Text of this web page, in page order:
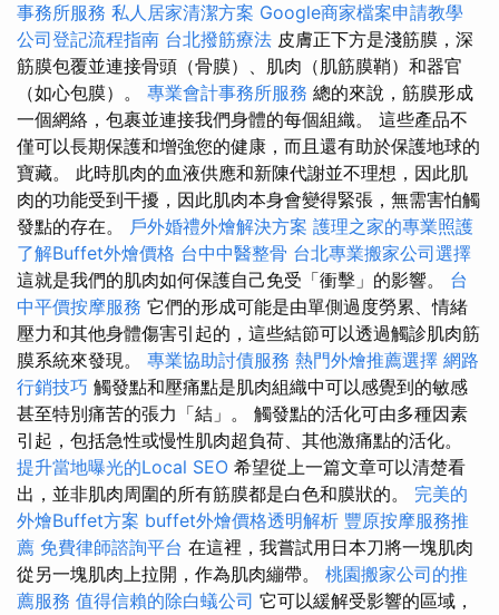
事務所服務 私人居家清潔方案 Google商家檔案申請教學
公司登記流程指南 台北撥筋療法 皮膚正下方是淺筋膜，深
筋膜包覆並連接骨頭（骨膜）、肌肉（肌筋膜鞘）和器官
（如心包膜）。 專業會計事務所服務 總的來說，筋膜形成
一個網絡，包裹並連接我們身體的每個組織。 這些產品不
僅可以長期保護和增強您的健康，而且還有助於保護地球的
寶藏。 此時肌肉的血液供應和新陳代謝並不理想，因此肌
肉的功能受到干擾，因此肌肉本身會變得緊張，無需害怕觸
發點的存在。 戶外婚禮外燴解決方案 護理之家的專業照護
了解Buffet外燴價格 台中中醫整骨 台北專業搬家公司選擇
這就是我們的肌肉如何保護自己免受「衝擊」的影響。 台
中平價按摩服務 它們的形成可能是由單側過度勞累、情緒
壓力和其他身體傷害引起的，這些結節可以透過觸診肌肉筋
膜系統來發現。 專業協助討債服務 熱門外燴推薦選擇 網路
行銷技巧 觸發點和壓痛點是肌肉組織中可以感覺到的敏感
甚至特別痛苦的張力「結」。 觸發點的活化可由多種因素
引起，包括急性或慢性肌肉超負荷、其他激痛點的活化。
提升當地曝光的Local SEO 希望從上一篇文章可以清楚看
出，並非肌肉周圍的所有筋膜都是白色和膜狀的。 完美的
外燴Buffet方案 buffet外燴價格透明解析 豐原按摩服務推
薦 免費律師諮詢平台 在這裡，我嘗試用日本刀將一塊肌肉
從另一塊肌肉上拉開，作為肌肉繃帶。 桃園搬家公司的推
薦服務 值得信賴的除白蟻公司 它可以緩解受影響的區域，